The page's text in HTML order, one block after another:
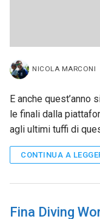
NICOLA MARCONI
E anche quest’anno
le finali dalla
agli ultimi tuffi di
CONTINUA A
Fina Diving